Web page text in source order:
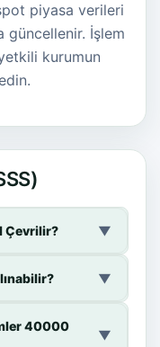
piyasa verileri
güncellenir. İşlem
kurumun
Çevrilir? ▼
▼
40000
▼